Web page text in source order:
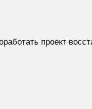
проект